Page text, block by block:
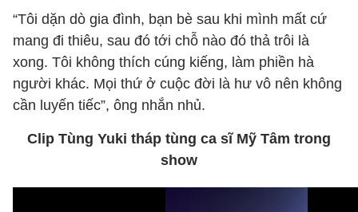
“Tôi dặn dò gia đình, bạn bè sau khi mình mất cứ
mang đi thiêu, sau đó tới chỗ nào đó thả trôi là
xong. Tôi không thích cúng kiếng, làm phiền hà
người khác. Mọi thứ ở cuộc đời là hư vô nên không
cần luyến tiếc”, ông nhắn nhủ.
Clip Tùng Yuki tháp tùng ca sĩ Mỹ Tâm trong
show